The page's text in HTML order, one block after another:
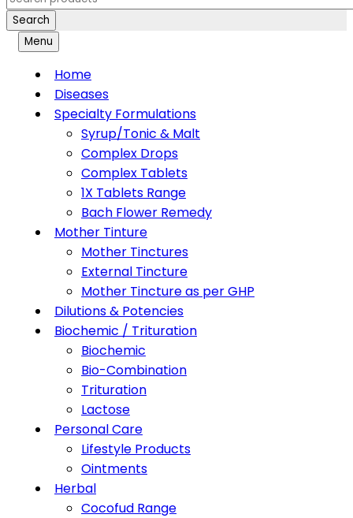
Search
Menu
Home
Diseases
Specialty Formulations
Syrup/Tonic & Malt
Complex Drops
Complex Tablets
1X Tablets Range
Bach Flower Remedy
Mother Tinture
Mother Tinctures
External Tincture
Mother Tincture as per GHP
Dilutions & Potencies
Biochemic / Trituration
Biochemic
Bio-Combination
Trituration
Lactose
Personal Care
Lifestyle Products
Ointments
Herbal
Cocofud Range